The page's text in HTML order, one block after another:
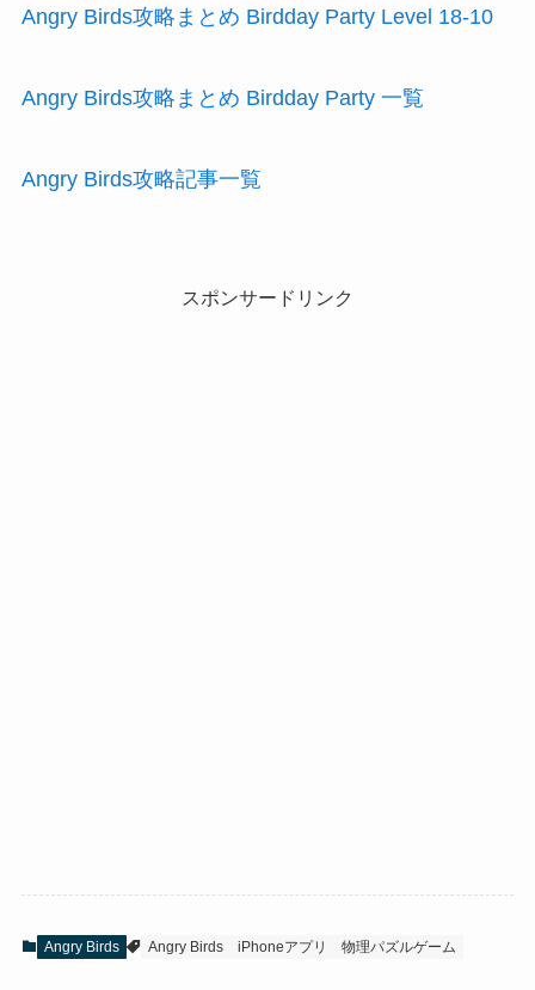
Angry Birds攻略まとめ Birdday Party Level 18-10
Angry Birds攻略まとめ Birdday Party 一覧
Angry Birds攻略記事一覧
スポンサードリンク
Angry Birds Angry Birds iPhoneアプリ 物理パズルゲーム